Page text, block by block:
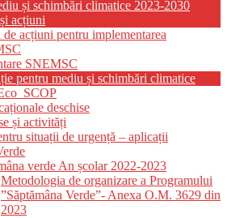
și schimbări climatice 2023-2030
acțiuni
de acțiuni pentru implementarea
SNEMSC
pentru mediu și schimbări climatice
deschise
și activități
situații de urgență – aplicații
verde An școlar 2022-2023
Metodologia de organizare a Programului
”Săptămâna Verde”- Anexa O.M. 3629 din
2023